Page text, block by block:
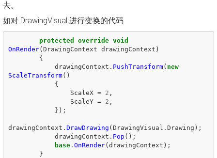
去。
如对 DrawingVisual 进行变换的代码
protected override void
OnRender(DrawingContext drawingContext )
{
drawingContext . PushTransform( new
ScaleTransform()
{
ScaleX = 2 ,
ScaleY = 2 ,
});
drawingContext . DrawDrawing (DrawingVisual . Drawing );
drawingContext . Pop ();
base. OnRender(drawingContext );
}